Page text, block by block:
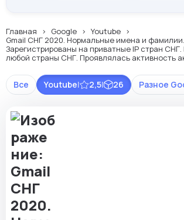
Главная Google
Youtube
Gmail СНГ 2020. Нормальные имена и фамилии.
Зарегистрированы на приватные IP стран
любой страны СНГ. Проявлялась активность
Все Разное
Youtube| 2,5| 26